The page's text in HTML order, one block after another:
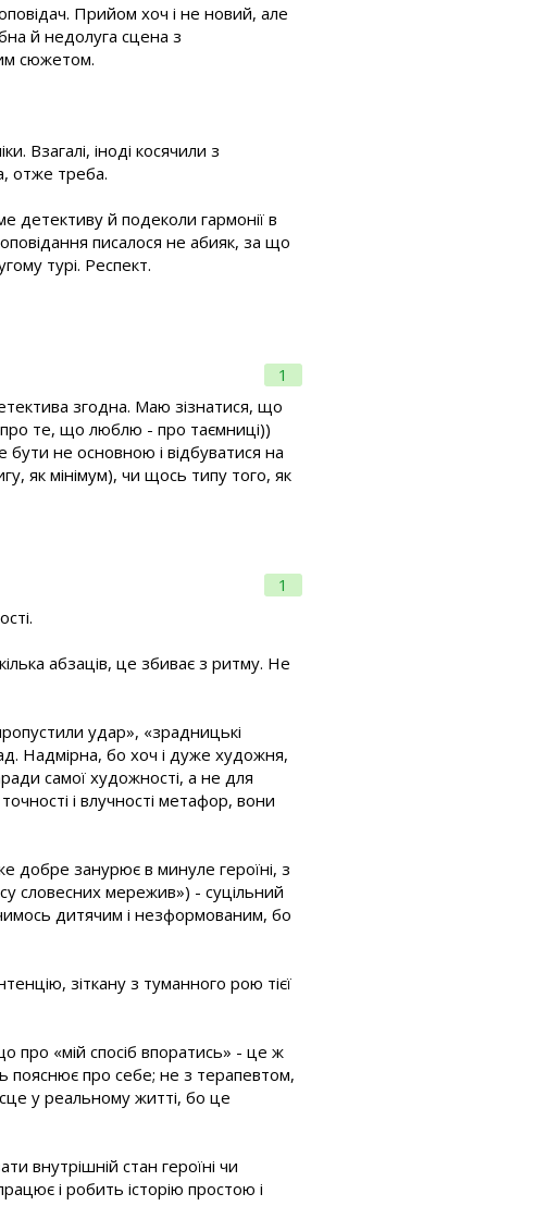
Прийом хоч і не новий, але
й недолуга сцена з
сюжетом.
Взагалі, іноді косячили з
отже треба.
детективу й подеколи гармонії в
писалося не абияк, за що
турі. Респект.
1
згодна. Маю зізнатися, що
те, що люблю - про таємниці))
бути не основною і відбуватися на
як мінімум), чи щось типу того, як
1
абзаців, це збиває з ритму. Не
удар», «зрадницькі
Надмірна, бо хоч і дуже художня,
самої художності, а не для
і влучності метафор, вони
добре занурює в минуле героїні, з
словесних мережив») - суцільний
дитячим і незформованим, бо
зіткану з туманного рою тієї
про «мій спосіб впоратись» - це ж
про себе; не з терапевтом,
у реальному житті, бо це
внутрішній стан героїні чи
і робить історію простою і